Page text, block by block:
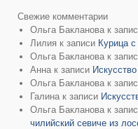
Свежие комментарии
Ольга Бакланова к
Лилия к записи Курица
Ольга Бакланова к
Анна к записи
Ольга Бакланова к
Галина к записи
Ольга Бакланова к
чилийский севиче из